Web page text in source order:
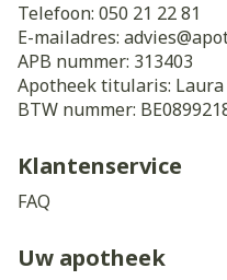
Telefoon: 050 21 22 81
E-mailadres: advies@
APB nummer: 313403
Apotheek titularis:
BTW nummer:
Klantenservice
FAQ
Uw apotheek